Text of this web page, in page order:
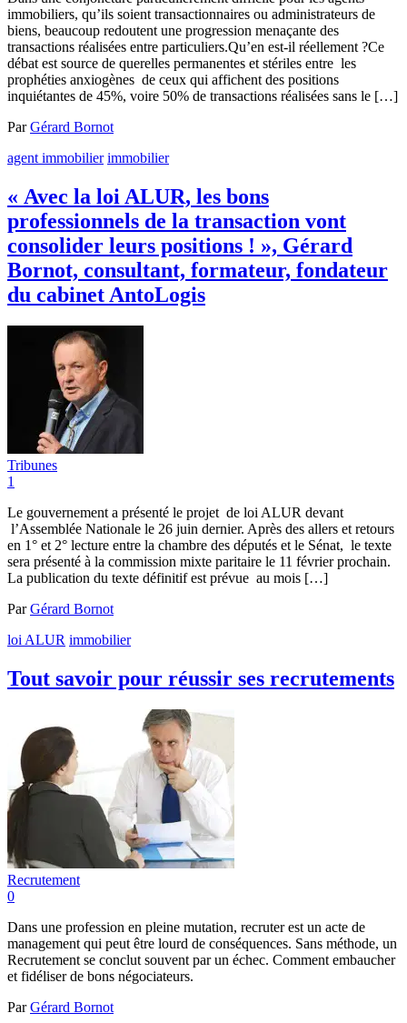
immobiliers, qu’ils soient transactionnaires ou administrateurs de
biens, beaucoup redoutent une progression menaçante des
transactions réalisées entre particuliers.Qu’en est-il réellement ?Ce
débat est source de querelles permanentes et stériles entre les
prophéties anxiogènes de ceux qui affichent des positions
inquiétantes de 45%, voire 50% de transactions réalisées sans le […]
ParGérard Bornot
agent immobilier immobilier
« Avec la loi ALUR, les bons
professionnels de la transaction vont
consolider leurs positions ! », Gérard
Bornot, consultant, formateur, fondateur
du cabinet AntoLogis
Tribunes
1
Le gouvernement a présenté le projet de loi ALUR devant
l’Assemblée Nationale le 26 juin dernier. Après des allers et retours
en 1° et 2° lecture entre la chambre des députés et le Sénat, le texte
sera présenté à la commission mixte paritaire le 11 février prochain.
La publication du texte définitif est prévue au mois […]
ParGérard Bornot
loi ALUR immobilier
Tout savoir pour réussir ses recrutements
Recrutement
0
Dans une profession en pleine mutation, recruter est un acte de
management qui peut être lourd de conséquences. Sans méthode, un
Recrutement se conclut souvent par un échec. Comment embaucher
et fidéliser de bons négociateurs.
ParGérard Bornot